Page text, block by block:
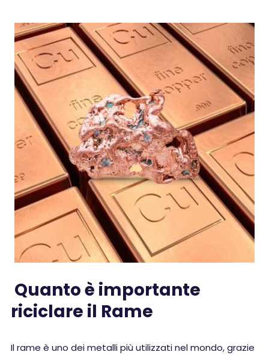
Quanto è importante
riciclare il Rame
Il rame è uno dei metalli più utilizzati nel mondo, grazie